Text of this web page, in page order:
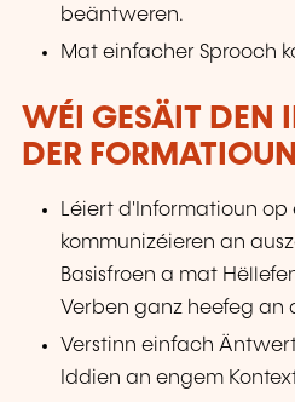
beäntweren.
Mat einfacher Sprooch
WÉI GESÄIT DEN
DER
Léiert d'Informatioun
kommunizéieren an
Basisfroen a mat
Verben ganz heefeg an
Verstinn einfach
Iddien an engem